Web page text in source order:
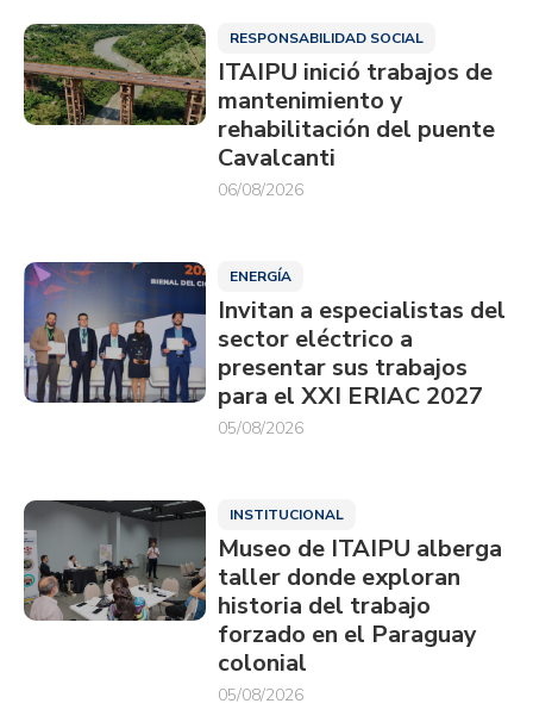
RESPONSABILIDAD SOCIAL
ITAIPU inició trabajos de
mantenimiento y
rehabilitación del puente
Cavalcanti
06/08/2026
ENERGÍA
Invitan a especialistas del
sector eléctrico a
presentar sus trabajos
para el XXI ERIAC 2027
05/08/2026
INSTITUCIONAL
Museo de ITAIPU alberga
taller donde exploran
historia del trabajo
forzado en el Paraguay
colonial
05/08/2026